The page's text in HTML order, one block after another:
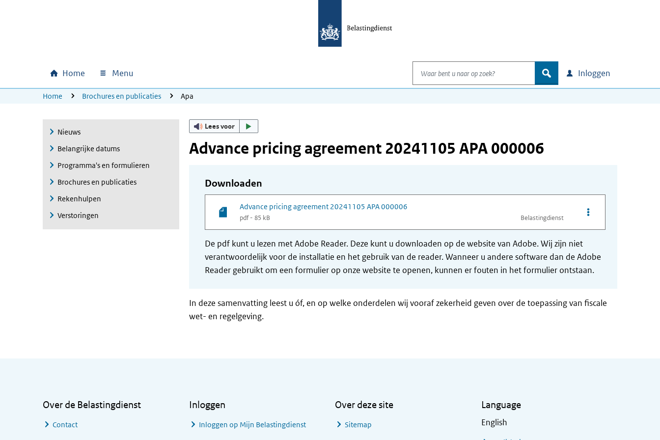
Hoofdnavigatie
Home Menu
Waar bent u naar op zoek?
zoek Inloggen
U bevindt zich hier:
Home Brochures en publicaties Apa
Nieuws
Belangrijke datums
Programma's en formulieren
Brochures en publicaties
Rekenhulpen
Verstoringen
Lees voor
Advance pricing agreement 20241105 APA 000006
Downloaden
Advance pricing agreement 20241105 APA 000006
pdf - 85 kB Belastingdienst
Opties van bestand
De pdf kunt u lezen met Adobe Reader. Deze kunt u downloaden op de website van Adobe. Wij zijn niet
verantwoordelijk voor de installatie en het gebruik van de reader. Wanneer u andere software dan de Adobe
Reader gebruikt om een formulier op onze website te openen, kunnen er fouten in het formulier ontstaan.
In deze samenvatting leest u óf, en op welke onderdelen wij vooraf zekerheid geven over de toepassing van fiscale
wet- en regelgeving.
Over de Belastingdienst
Contact
Inloggen
Inloggen op Mijn Belastingdienst
Over deze site
Sitemap
Language
English